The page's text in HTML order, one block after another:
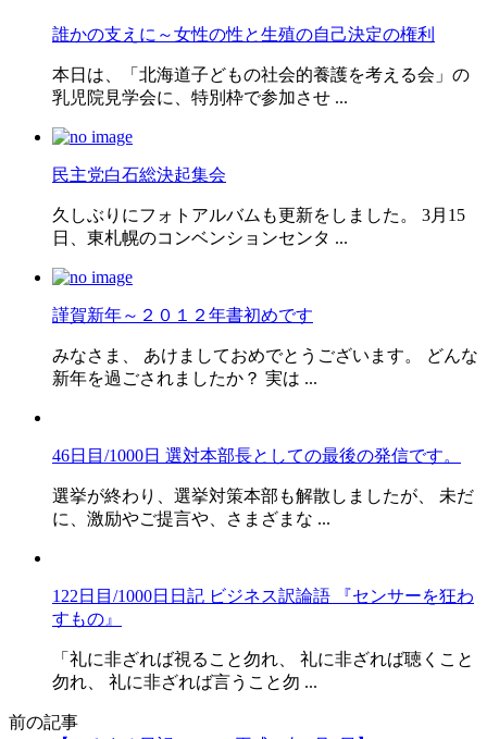
誰かの支えに～女性の性と生殖の自己決定の権利
本日は、「北海道子どもの社会的養護を考える会」の
乳児院見学会に、特別枠で参加させ ...
民主党白石総決起集会
久しぶりにフォトアルバムも更新をしました。 3月15
日、東札幌のコンベンションセンタ ...
謹賀新年～２０１２年書初めです
みなさま、 あけましておめでとうございます。 どんな
新年を過ごされましたか？ 実は ...
46日目/1000日 選対本部長としての最後の発信です。
選挙が終わり、選挙対策本部も解散しましたが、 未だ
に、激励やご提言や、さまざまな ...
122日目/1000日日記 ビジネス訳論語 『センサーを狂わ
すもの』
「礼に非ざれば視ること勿れ、 礼に非ざれば聴くこと
勿れ、 礼に非ざれば言うこと勿 ...
前の記事